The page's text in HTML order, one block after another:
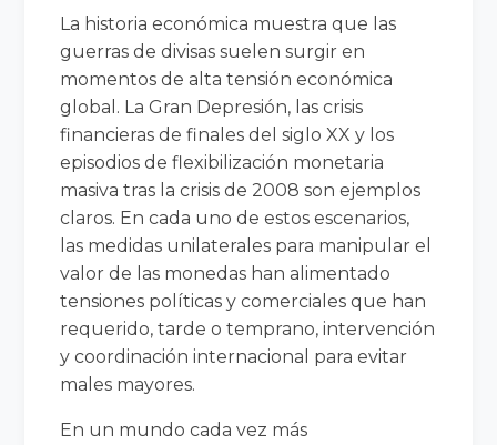
La historia económica muestra que las
guerras de divisas suelen surgir en
momentos de alta tensión económica
global. La Gran Depresión, las crisis
financieras de finales del siglo XX y los
episodios de flexibilización monetaria
masiva tras la crisis de 2008 son ejemplos
claros. En cada uno de estos escenarios,
las medidas unilaterales para manipular el
valor de las monedas han alimentado
tensiones políticas y comerciales que han
requerido, tarde o temprano, intervención
y coordinación internacional para evitar
males mayores.
En un mundo cada vez más